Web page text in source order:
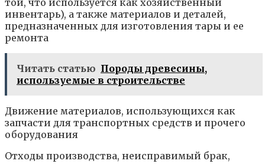
инвентарь), а также материалов и деталей,
предназначенных для изготовления тары и ее
ремонта
Читать статью Породы древесины,
используемые в строительстве
Движение материалов, использующихся как
запчасти для транспортных средств и прочего
оборудования
Отходы производства, неисправимый брак,